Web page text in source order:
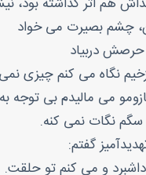
چشم بصیرت می خواد
حرصش دربیاد
نگاه می کنم چیزی
می مالیدم بی توجه
نگات نمی کنه.
گفتم:
و می کنم تو حلقت.